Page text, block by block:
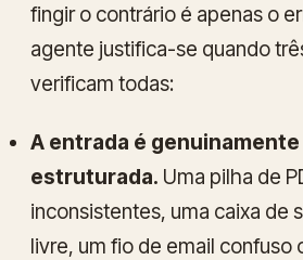
fingir o contrário é apenas o
agente justifica-se quando
verificam todas:
A entrada é
estruturada. Uma pilha de
inconsistentes, uma caixa de
livre, um fio de email confuso